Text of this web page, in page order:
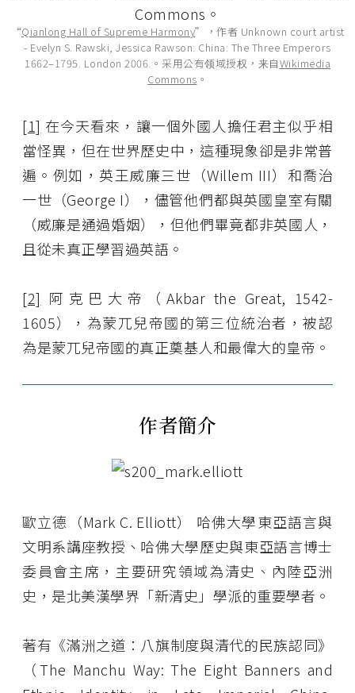
“Qianlong Hall of Supreme Harmony”，作者 Unknown court artist
- Evelyn S. Rawski, Jessica Rawson: China: The Three Emperors
1662–1795. London 2006.。采用公有领域授权，来自Wikimedia
Commons 。
[1] 在今天看來，讓一個外國人擔任君主似乎相
當怪異，但在世界歷史中，這種現象卻是非常普
遍。例如，英王威廉三世（Willem III）和喬治
一世（George I），儘管他們都與英國皇室有關
（威廉是通過婚姻），但他們畢竟都非英國人，
且從未真正學習過英語。
[2] 阿克巴大帝（Akbar the Great, 1542-
1605），為蒙兀兒帝國的第三位統治者，被認
為是蒙兀兒帝國的真正奠基人和最偉大的皇帝。
作者簡介
歐立德（Mark C. Elliott） 哈佛大學東亞語言與
文明系講座教授、哈佛大學歷史與東亞語言博士
委員會主席，主要研究領域為清史、內陸亞洲
史，是北美漢學界「新清史」學派的重要學者。
著有《滿洲之道：八旗制度與清代的民族認同》
（The Manchu Way: The Eight Banners and